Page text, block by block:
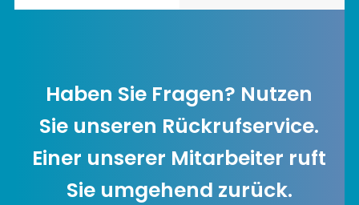
Haben Sie Fragen? Nutzen
Sie unseren Rückrufservice.
Einer unserer Mitarbeiter ruft
Sie umgehend zurück.